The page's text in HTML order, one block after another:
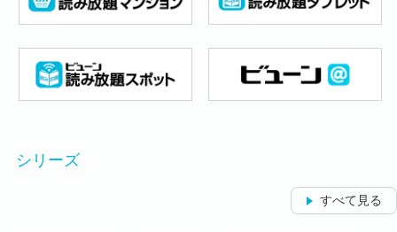
シリーズ
すべて見る